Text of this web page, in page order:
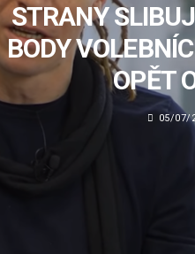
STRANY
BODY
OPĚT
05/07/